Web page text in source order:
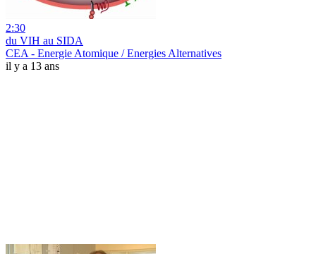
2:30
du VIH au SIDA
CEA - Energie Atomique / Energies Alternatives
il y a 13 ans